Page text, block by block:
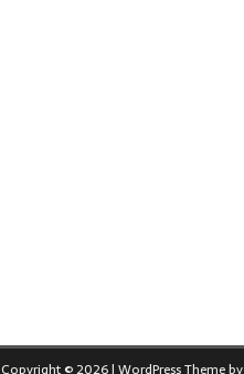
Copyright © 2026 | WordPress Theme by